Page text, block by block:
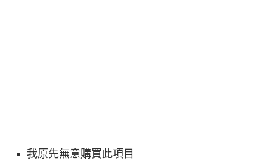
我原先無意購買此項目